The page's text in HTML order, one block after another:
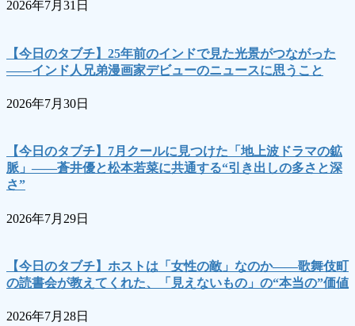
2026年7月31日
【今日のタブチ】25年前のインドで見た光景がつながった
――インド人兄弟漫画家デビューのニュースに思うこと
2026年7月30日
【今日のタブチ】7月クールに見つけた「地上波ドラマの鉱
脈」――蒼井優と松本若菜に共通する“引き出しの多さと深
さ”
2026年7月29日
【今日のタブチ】ホストは「女性の敵」なのか――歌舞伎町
の読書会が教えてくれた、「見えないもの」の“本当の”価値
2026年7月28日